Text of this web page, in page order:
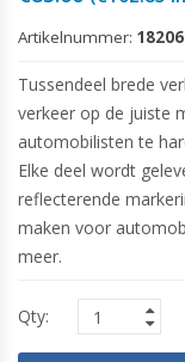
Artikelnummer:
Tussendeel brede
verkeer op de juiste
automobilisten te
Elke deel wordt
reflecterende
maken voor
meer.